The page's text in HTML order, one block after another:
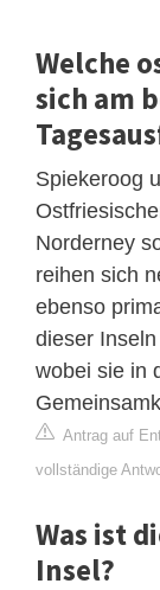
Welche
sich am
Spiekeroog
Norderney
reihen sich
ebenso
dieser
wobei sie in
Antrag auf
vollständige
Was ist
Insel?